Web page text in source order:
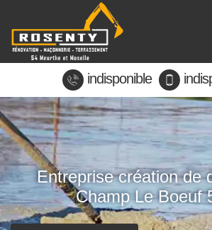
indisponible
Entreprise création de
Champ Le Boeuf